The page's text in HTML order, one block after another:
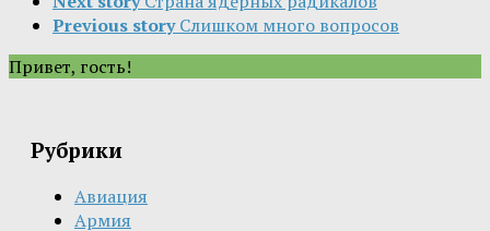
Previous story Слишком много вопросов
Привет, гость!
Рубрики
Авиация
Армия